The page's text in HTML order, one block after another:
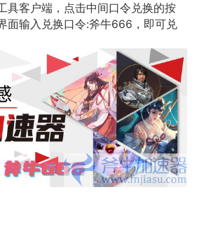
具客户端，点击中间口令兑换的按
面输入兑换口令:斧牛666，即可兑